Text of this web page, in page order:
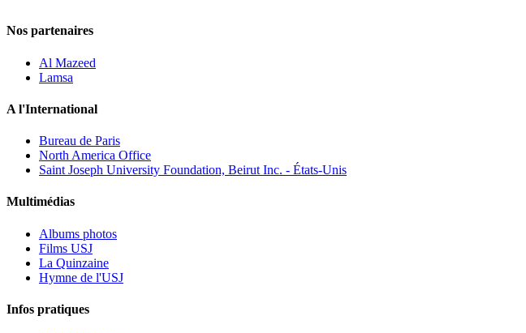
Nos partenaires
Al Mazeed
Lamsa
A l'International
Bureau de Paris
North America Office
Saint Joseph University Foundation, Beirut Inc. - États-Unis
Multimédias
Albums photos
Films USJ
La Quinzaine
Hymne de l'USJ
Infos pratiques